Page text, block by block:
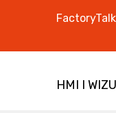
HMI I